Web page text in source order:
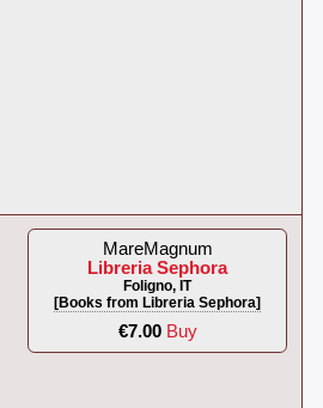
MareMagnum
Libreria Sephora
Foligno, IT
[Books from Libreria Sephora]
€7.00 Buy